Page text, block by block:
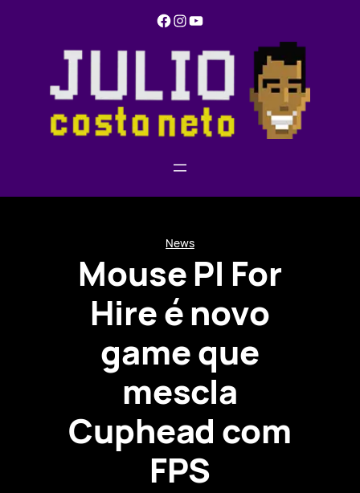
Facebook Instagram YouTube
News
Mouse PI For
Hire é novo
game que
mescla
Cuphead com
FPS